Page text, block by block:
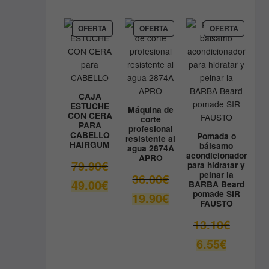
9.80€.
es:
8.90€.
OFERTA PRODUCTO
EN
OFERTA
CAJA
ESTUCHE
CON CERA
PARA
CABELLO
HAIRGUM
79.90€El
original
49.00€El
precio
OFERTAPRODUCTO
EN
OFERTA
Máquina de
corte
profesional
resistente al
agua 2874A
APRO
36.00€El
precio
original
36.00€.
19.90€El
precio
19.90€.
OFERTA
EN
OFERTA
Pomada o
bálsamo
acondicionador
para hidratar y
peinar la
BARBA Beard
pomade SIR
FAUSTO
13.10€El
6.55€El
precio